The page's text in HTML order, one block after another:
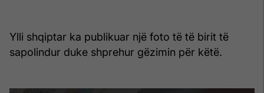
Ylli shqiptar ka publikuar një foto të të birit të
sapolindur duke shprehur gëzimin për këtë.